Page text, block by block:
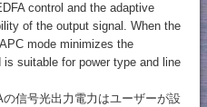
control and the adaptive
of the output signal. When the
mode minimizes the
suitable for power type and line
信号光出力電力はユーザーが設